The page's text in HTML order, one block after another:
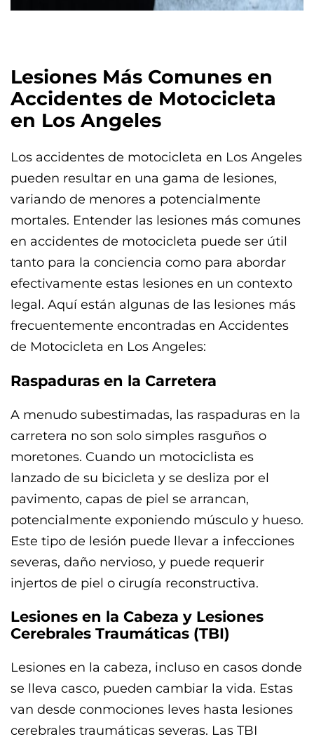
Lesiones Más Comunes en
Accidentes de Motocicleta
en Los Angeles
Los accidentes de motocicleta en Los Angeles
pueden resultar en una gama de lesiones,
variando de menores a potencialmente
mortales. Entender las lesiones más comunes
en accidentes de motocicleta puede ser útil
tanto para la conciencia como para abordar
efectivamente estas lesiones en un contexto
legal. Aquí están algunas de las lesiones más
frecuentemente encontradas en Accidentes
de Motocicleta en Los Angeles:
Raspaduras en la Carretera
A menudo subestimadas, las raspaduras en la
carretera no son solo simples rasguños o
moretones. Cuando un motociclista es
lanzado de su bicicleta y se desliza por el
pavimento, capas de piel se arrancan,
potencialmente exponiendo músculo y hueso.
Este tipo de lesión puede llevar a infecciones
severas, daño nervioso, y puede requerir
injertos de piel o cirugía reconstructiva.
Lesiones en la Cabeza y Lesiones
Cerebrales Traumáticas (TBI)
Lesiones en la cabeza, incluso en casos donde
se lleva casco, pueden cambiar la vida. Estas
van desde conmociones leves hasta lesiones
cerebrales traumáticas severas. Las TBI